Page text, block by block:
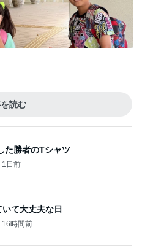
読む
た勝者のTシャツ
1日前
て大丈夫な日
16時間前